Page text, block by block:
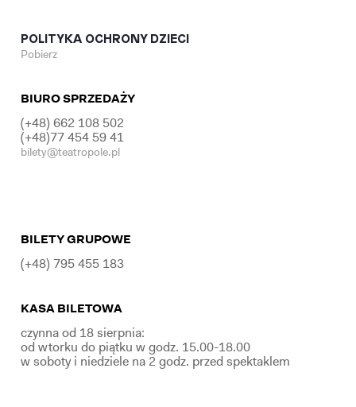
POLITYKA OCHRONY DZIECI
Pobierz
BIURO SPRZEDAŻY
(+48) 662 108 502
(+48)77 454 59 41
bilety@teatropole.pl
BILETY GRUPOWE
(+48) 795 455 183
KASA BILETOWA
czynna od 18 sierpnia:
od wtorku do piątku w godz. 15.00-18.00
w soboty i niedziele na 2 godz. przed spektaklem